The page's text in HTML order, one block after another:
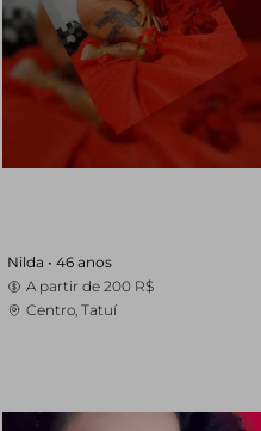
Nilda • 46 anos
A partir de 200 R$
Centro, Tatuí